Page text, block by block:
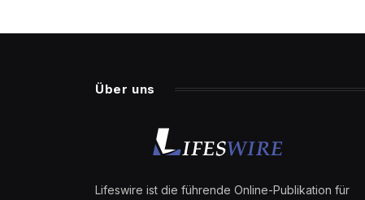
Über uns
Lifeswire ist die führende Online-Publikation für